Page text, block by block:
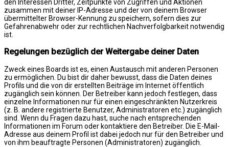
den Interessen Dritter, Zeitpunkte von Zugriffen und Aktionen
zusammen mit deiner IP-Adresse und der von deinem Browser
übermittelter Browser-Kennung zu speichern, sofern dies zur
Gefahrenabwehr oder zur rechtlichen Nachverfolgbarkeit notwendig
ist.
Regelungen bezüglich der Weitergabe deiner Daten
Zweck eines Boards ist es, einen Austausch mit anderen Personen
zu ermöglichen. Du bist dir daher bewusst, dass die Daten deines
Profils und die von dir erstellten Beiträge im Internet öffentlich
zugänglich sein können. Der Betreiber kann jedoch festlegen, dass
einzelne Informationen nur für einen eingeschränkten Nutzerkreis
(z. B. andere registrierte Benutzer, Administratoren etc.) zugänglich
sind. Wenn du Fragen dazu hast, suche nach entsprechenden
Informationen im Forum oder kontaktiere den Betreiber. Die E-Mail-
Adresse aus deinem Profil ist dabei jedoch nur für den Betreiber und
von ihm beauftragte Personen (Administratoren) zugänglich.